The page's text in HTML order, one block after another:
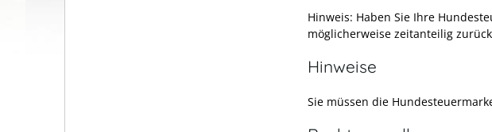
Hinweis: Haben Sie Ihre
möglicherweise zeitanteilig
Hinweise
Sie müssen die